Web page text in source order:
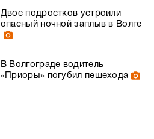
Двое подростков устроили
опасный ночной заплыв в Волге
В Волгограде водитель
«Приоры» погубил пешехода